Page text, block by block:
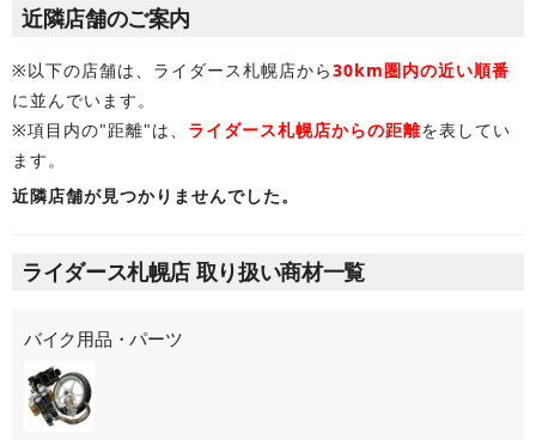
近隣店舗のご案内
※以下の店舗は、ライダース札幌店から30km圏内の近い順番
に並んでいます。
※項目内の"距離"は、 ライダース札幌店からの距離を表してい
ます。
近隣店舗が見つかりませんでした。
ライダース札幌店 取り扱い商材一覧
バイク用品・パーツ